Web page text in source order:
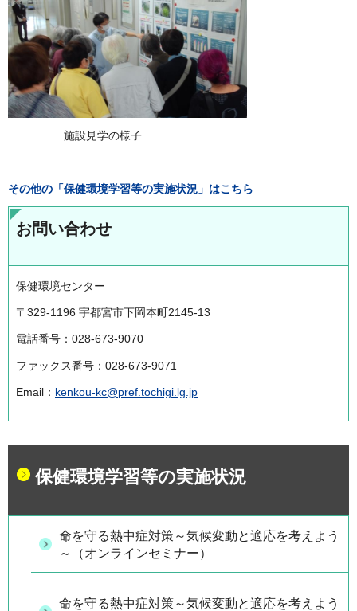
施設見学の様子
その他の「保健環境学習等の実施状況」はこちら
お問い合わせ
保健環境センター
〒329-1196 宇都宮市下岡本町2145-13
電話番号：028-673-9070
ファックス番号：028-673-9071
Email： kenkou-kc@pref.tochigi.lg.jp
保健環境学習等の実施状況
命を守る熱中症対策～気候変動と適応を考えよう
～（オンラインセミナー）
命を守る熱中症対策～気候変動と適応を考えよう